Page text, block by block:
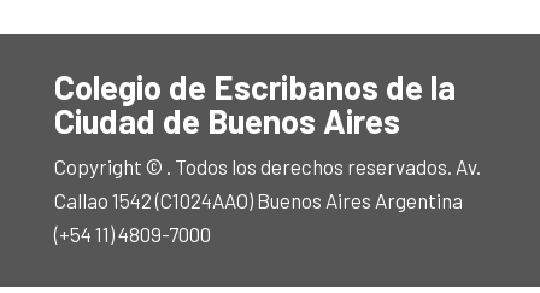
Colegio de Escribanos de la
Ciudad de Buenos Aires
Copyright © . Todos los derechos reservados. Av.
Callao 1542 (C1024AAO) Buenos Aires Argentina
(+54 11) 4809-7000